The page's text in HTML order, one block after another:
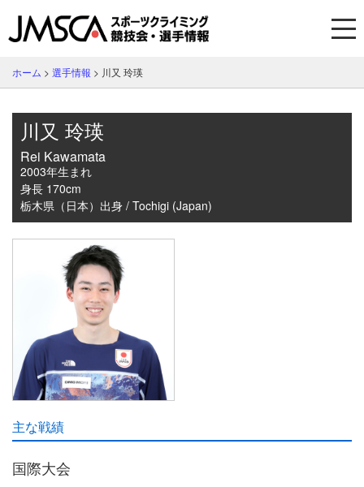
ホーム > 選手情報 > 川又 玲瑛
川又 玲瑛
Rei Kawamata
2003年生まれ
身長 170cm
栃木県（日本）出身 / Tochigi (Japan)
主な戦績
国際大会